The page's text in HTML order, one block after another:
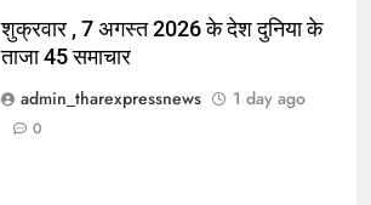
शुक्रवार , 7 अगस्त 2026 के देश दुनिया के
ताजा 45 समाचार
admin_tharexpressnews
1 day ago
0